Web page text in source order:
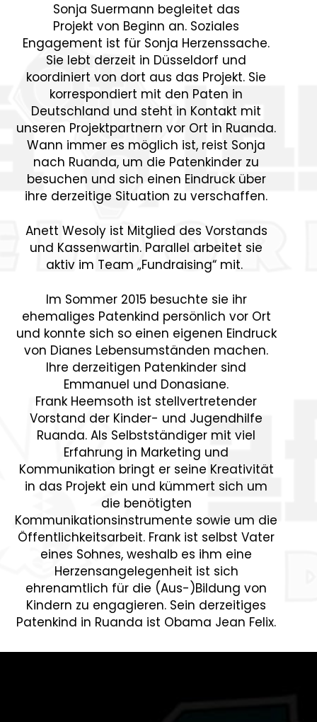
Sonja Suermann begleitet das
Projekt von Beginn an. Soziales
Engagement ist für Sonja Herzenssache.
Sie lebt derzeit in Düsseldorf und
koordiniert von dort aus das Projekt. Sie
korrespondiert mit den Paten in
Deutschland und steht in Kontakt mit
unseren Projektpartnern vor Ort in Ruanda.
Wann immer es möglich ist, reist Sonja
nach Ruanda, um die Patenkinder zu
besuchen und sich einen Eindruck über
ihre derzeitige Situation zu verschaffen.
Anett Wesoly ist Mitglied des Vorstands
und Kassenwartin. Parallel arbeitet sie
aktiv im Team „Fundraising“ mit.
Im Sommer 2015 besuchte sie ihr
ehemaliges Patenkind persönlich vor Ort
und konnte sich so einen eigenen Eindruck
von Dianes Lebensumständen machen.
Ihre derzeitigen Patenkinder sind
Emmanuel und Donasiane.
Frank Heemsoth ist stellvertretender
Vorstand der Kinder- und Jugendhilfe
Ruanda. Als Selbstständiger mit viel
Erfahrung in Marketing und
Kommunikation bringt er seine Kreativität
in das Projekt ein und kümmert sich um
die benötigten
Kommunikationsinstrumente sowie um die
Öffentlichkeitsarbeit. Frank ist selbst Vater
eines Sohnes, weshalb es ihm eine
Herzensangelegenheit ist sich
ehrenamtlich für die (Aus-)Bildung von
Kindern zu engagieren. Sein derzeitiges
Patenkind in Ruanda ist Obama Jean Felix.